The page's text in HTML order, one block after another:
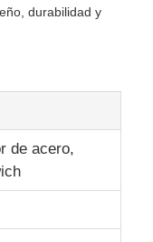
durabilidad y
de acero,